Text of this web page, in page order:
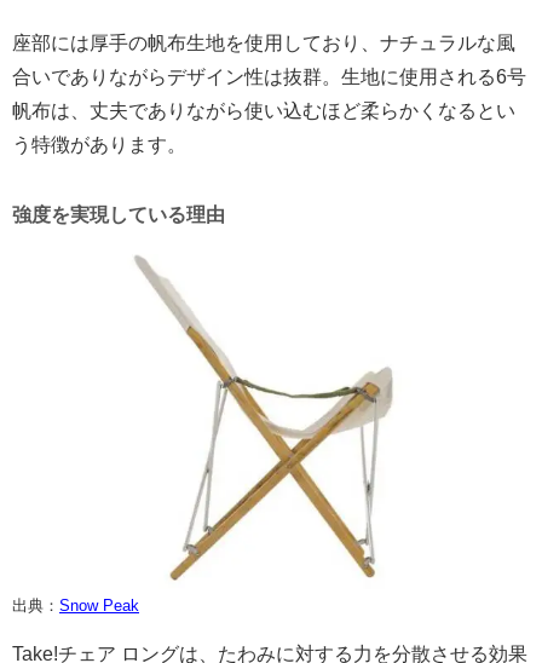
座部には厚手の帆布生地を使用しており、ナチュラルな風
合いでありながらデザイン性は抜群。生地に使用される6号
帆布は、丈夫でありながら使い込むほど柔らかくなるとい
う特徴があります。
強度を実現している理由
出典： Snow Peak
Take!チェア ロングは、たわみに対する力を分散させる効果